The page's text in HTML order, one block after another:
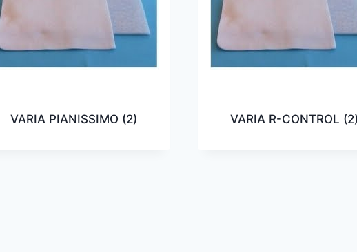
VARIA PIANISSIMO (2) VARIA R-CONTROL (2)